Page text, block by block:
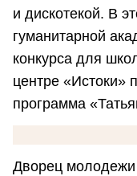
и дискотекой. В
гуманитарной
конкурса для
центре «Истоки»
программа
Дворец